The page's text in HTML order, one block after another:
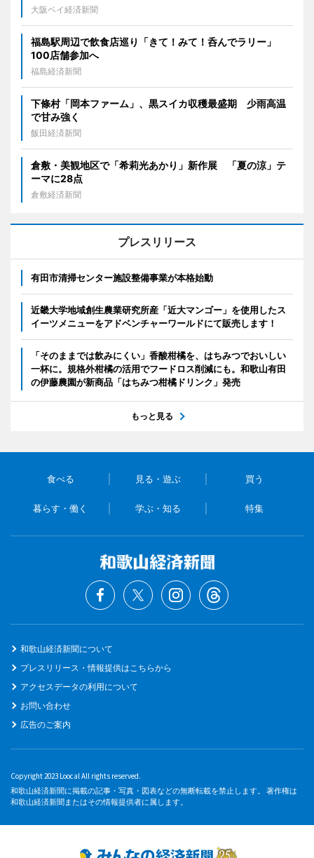
大阪ベイ経済新聞
福島駅周辺で飲食店巡り「きて！みて！呑んでラリー」
100店舗参加へ
福島経済新聞
下條村「岡本ファーム」、黒スイカ収穫最盛期 少雨高温
で甘み強く
飯田経済新聞
倉敷・美観地区で「希莉光あかり」新作展 「夏の涼」テ
ーマに28点
倉敷経済新聞
プレスリリース
有田市清掃センター施設整備事業が本格始動
近畿大学地域創生農業研究所産「近大マンゴー」を使用したス
イーツメニューをアドベンチャーワールドにて販売します！
「そのままでは飲みにくい」香酸柑橘を、はちみつでおいしい
一杯に。規格外柑橘の活用でフードロス削減にも。和歌山有田
の伊藤農園が新商品「はちみつ柑橘ドリンク」発売
もっと見る
食べる 見る・遊ぶ 買う
暮らす・働く 学ぶ・知る 特集
和歌山経済新聞について
プレスリリース・情報提供はこちらから
アクセスデータの利用について
お問い合わせ
広告のご案内
Copyright 2023 Loocal All rights reserved.
和歌山経済新聞に掲載の記事・写真・図表などの無断転載を禁止します。 著作権は
和歌山経済新聞またはその情報提供者に属します。